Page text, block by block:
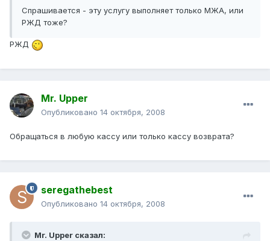
Спрашивается - эту услугу выполняет только МЖА, или
РЖД тоже?
РЖД
Mr. Upper
Опубликовано 14 октября, 2008
Обращаться в любую кассу или только кассу возврата?
seregathebest
Опубликовано 14 октября, 2008
Mr. Upper сказал: